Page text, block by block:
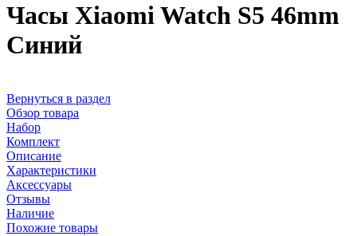
Часы Xiaomi Watch S5 46mm
Синий
Вернуться в раздел
Обзор товара
Набор
Комплект
Описание
Характеристики
Аксессуары
Отзывы
Наличие
Похожие товары